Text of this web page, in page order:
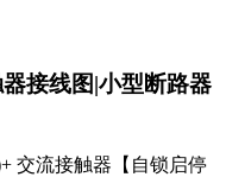
接线图|小型断路器
交流接触器【自锁启停